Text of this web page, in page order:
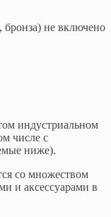
бронза) не включено
индустриальном
числе с
ниже).
со множеством
и аксессуарами в